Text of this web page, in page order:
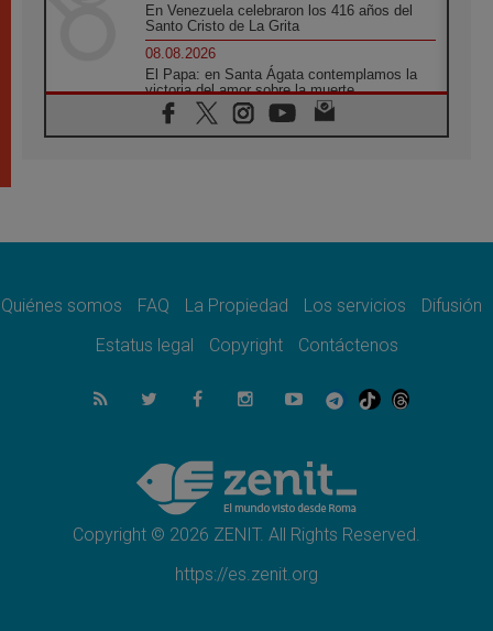
En Venezuela celebraron los 416 años del
Santo Cristo de La Grita
08.08.2026
El Papa: en Santa Ágata contemplamos la
victoria del amor sobre la muerte
08.08.2026
León XIV visitará el Santuario de la Madre
07.08.2026
07.08.2026
el compromiso del cristiano"
La matanza de niños en Gaza no cesa: 300
muertos en 300 días
Tagle: La guerra desfigura el mundo, solo la
revelación de Dios lo transfigura
Quiénes somos FAQ La Propiedad Los servicios
Difusión
Estatus legal
Copyright Contáctenos
Copyright © 2026 ZENIT. All Rights Reserved.
https://es.zenit.org